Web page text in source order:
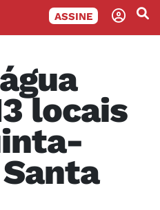
ASSINE
locais